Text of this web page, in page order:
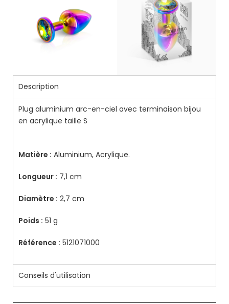
Description
Plug aluminium arc-en-ciel avec terminaison bijou
en acrylique taille S
Matière : Aluminium, Acrylique.
Longueur : 7,1 cm
Diamètre : 2,7 cm
Poids : 51 g
Référence : 5121071000
Conseils d'utilisation